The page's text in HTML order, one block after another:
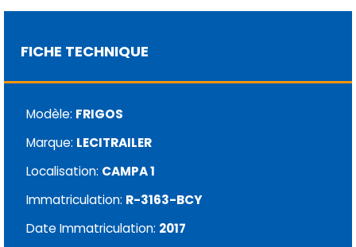
FICHE TECHNIQUE
Modèle: FRIGOS
Marque: LECITRAILER
Localisation: CAMPA 1
Immatriculation: R-3163-BCY
Date Immatriculation: 2017